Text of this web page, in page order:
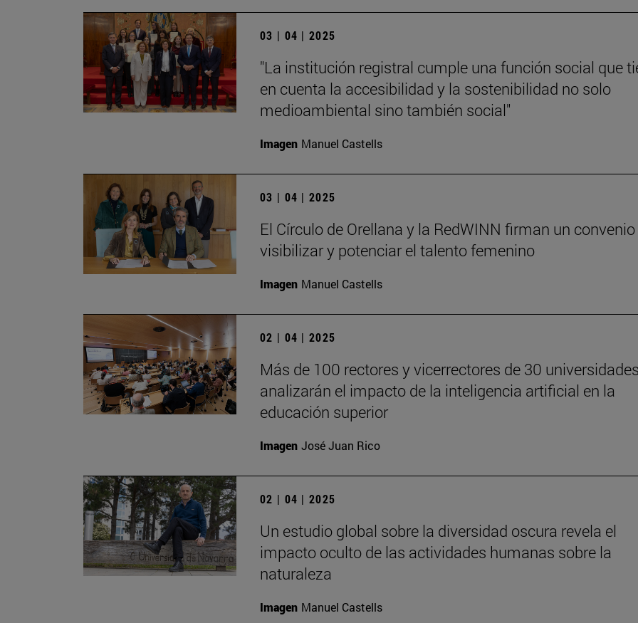
03 | 04 | 2025
"La institución registral cumple una función social que
en cuenta la accesibilidad y la sostenibilidad no solo
medioambiental sino también social"
Imagen Manuel Castells
03 | 04 | 2025
El Círculo de Orellana y la RedWINN firman un
visibilizar y potenciar el talento femenino
Imagen Manuel Castells
02 | 04 | 2025
Más de 100 rectores y vicerrectores de 30
analizarán el impacto de la inteligencia artificial en la
educación superior
Imagen José Juan Rico
02 | 04 | 2025
Un estudio global sobre la diversidad oscura revela el
impacto oculto de las actividades humanas sobre la
naturaleza
Imagen Manuel Castells